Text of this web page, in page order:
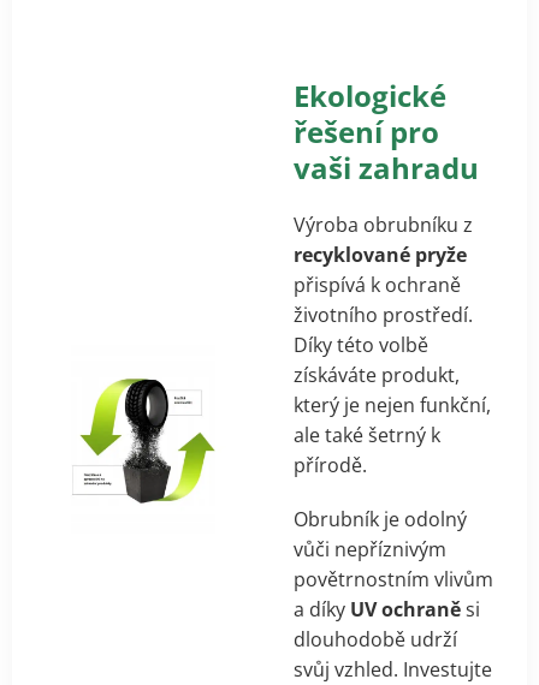
Ekologické
řešení pro
vaši zahradu
Výroba obrubníku z
recyklované pryže
přispívá k ochraně
životního prostředí.
Díky této volbě
získáváte produkt,
který je nejen funkční,
ale také šetrný k
přírodě.
Obrubník je odolný
vůči nepříznivým
povětrnostním vlivům
a díky UV ochraněsi
dlouhodobě udrží
svůj vzhled. Investujte